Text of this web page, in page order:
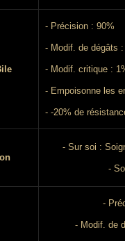
- Précision : 90%
- Modif. de dégâts :
- Modif. critique :
- Empoisonne les
- -20% de
- Sur soi :
-
-
- Modif. de